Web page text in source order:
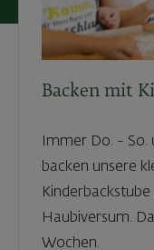
Backen mit
Immer Do. - So.
backen unsere
Haubiversum.
Wochen.